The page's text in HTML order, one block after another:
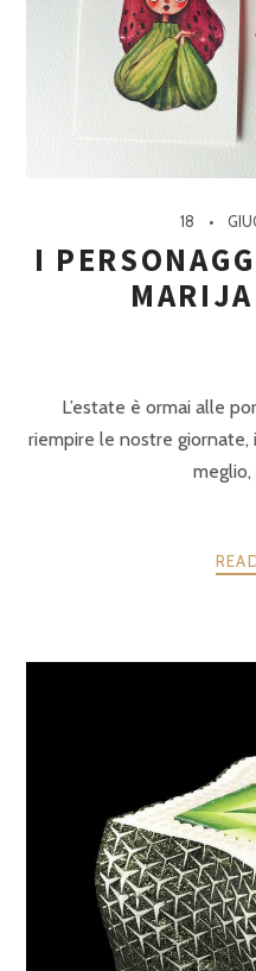
18
I
L’estate è ormai alle
riempire le nostre giornate,
meglio,